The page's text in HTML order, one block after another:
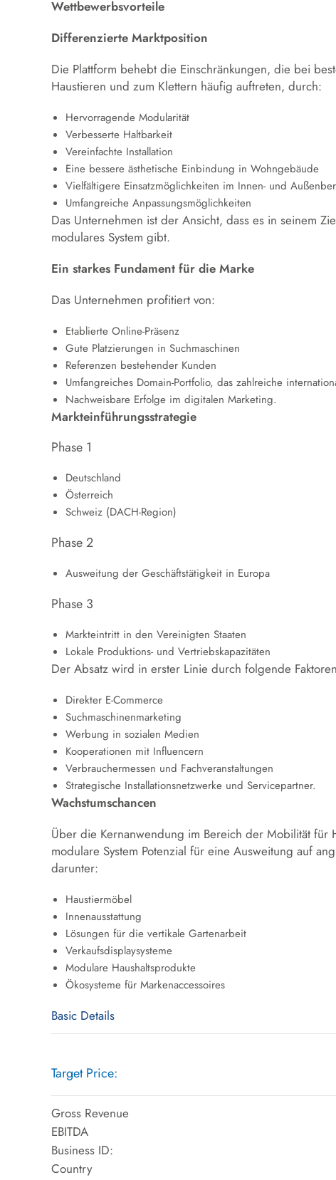
Wettbewerbsvorteile
Differenzierte Marktposition
Die Plattform behebt die Einschränkungen, die bei
Haustieren und zum Klettern häufig auftreten, durch:
Hervorragende Modularität
Verbesserte Haltbarkeit
Vereinfachte Installation
Eine bessere ästhetische Einbindung in Wohngebäude
Vielfältigere Einsatzmöglichkeiten im Innen- und
Umfangreiche Anpassungsmöglichkeiten
Das Unternehmen ist der Ansicht, dass es in seinem
modulares System gibt.
Ein starkes Fundament für die Marke
Das Unternehmen profitiert von:
Etablierte Online-Präsenz
Gute Platzierungen in Suchmaschinen
Referenzen bestehender Kunden
Umfangreiches Domain-Portfolio, das zahlreiche
Nachweisbare Erfolge im digitalen Marketing.
Markteinführungsstrategie
Phase 1
Deutschland
Österreich
Schweiz (DACH-Region)
Phase 2
Ausweitung der Geschäftstätigkeit in Europa
Phase 3
Markteintritt in den Vereinigten Staaten
Lokale Produktions- und Vertriebskapazitäten
Der Absatz wird in erster Linie durch folgende
Direkter E-Commerce
Suchmaschinenmarketing
Werbung in sozialen Medien
Kooperationen mit Influencern
Verbrauchermessen und Fachveranstaltungen
Strategische Installationsnetzwerke und Servicepartner.
Wachstumschancen
Über die Kernanwendung im Bereich der Mobilität für
modulare System Potenzial für eine Ausweitung auf
darunter:
Haustiermöbel
Innenausstattung
Lösungen für die vertikale Gartenarbeit
Verkaufsdisplaysysteme
Modulare Haushaltsprodukte
Ökosysteme für Markenaccessoires
Basic Details
Target Price:
Gross Revenue
EBITDA
Business ID:
Country